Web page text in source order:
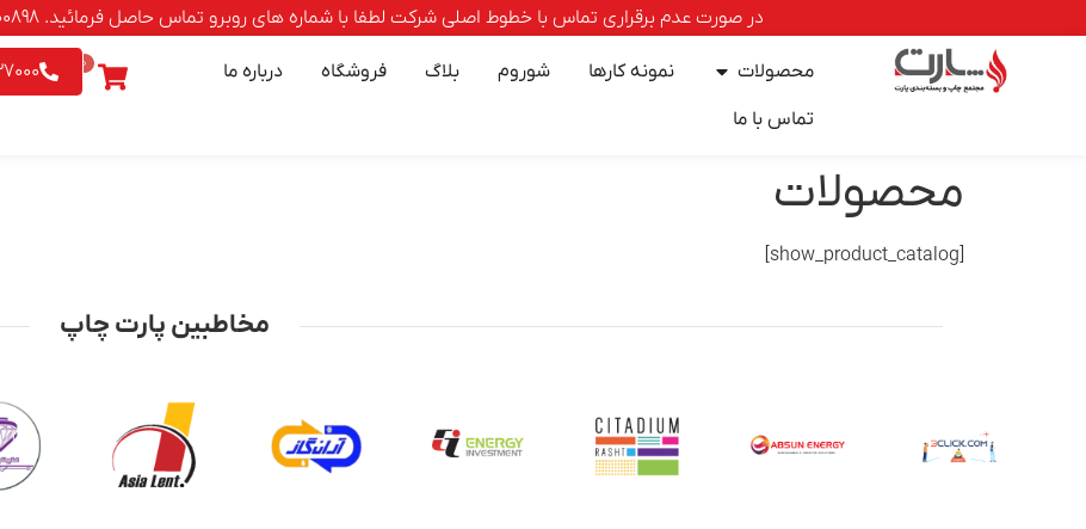
در صورت عدم برقراری تماس با خطوط اصلی شرکت لطفا با شماره های روبرو تماس حاصل فرمائید. 88500898-021 | 9542026 - 0903
محصولات نمونه کارها شوروم بلاگ فروشگاه
درباره ما
تماس با ما
0
محصولات
[show_product_catalog]
مخاطبین پارت چاپ